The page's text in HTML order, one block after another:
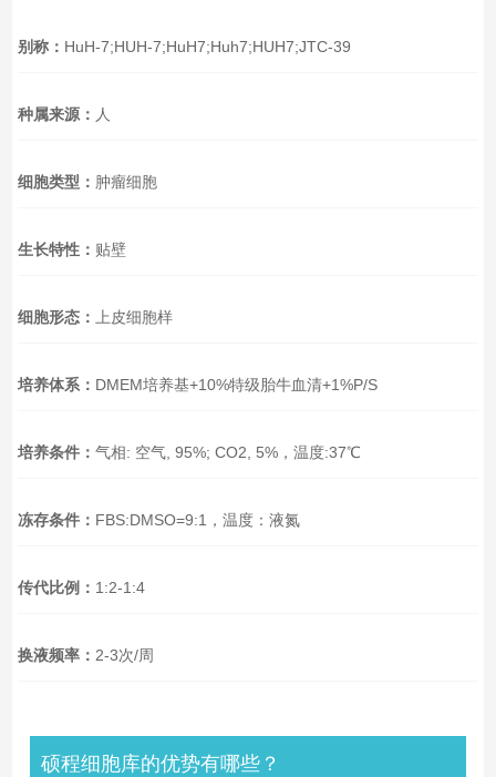
别称： HuH-7;HUH-7;HuH7;Huh7;HUH7;JTC-39
种属来源： 人
细胞类型： 肿瘤细胞
生长特性： 贴壁
细胞形态： 上皮细胞样
培养体系： DMEM培养基+10%特级胎牛血清+1%P/S
培养条件：气相: 空气, 95%; CO2, 5%，温度:37℃
冻存条件： FBS:DMSO=9:1，温度：液氮
传代比例： 1:2-1:4
换液频率： 2-3次/周
硕程细胞库的优势有哪些？